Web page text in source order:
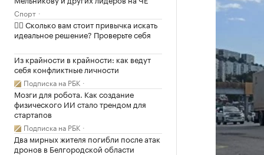
Спорт
✍🏻 Сколько вам стоит привычка искать
идеальное решение? Проверьте себя
Из крайности в крайности: как ведут
себя конфликтные личности
Подписка на РБК
Мозги для робота. Как создание
физического ИИ стало трендом для
стартапов
Подписка на РБК
Два мирных жителя погибли после атак
дронов в Белгородской области